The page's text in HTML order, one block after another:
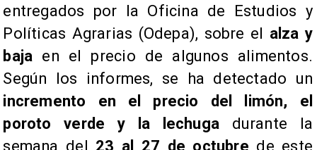
entregados por la Oficina de Estudios y
Políticas Agrarias (Odepa), sobre el alza y
baja en el precio de algunos alimentos.
Según los informes, se ha detectado un
incremento en el precio del limón, el
poroto verde y la lechuga durante la
semana del 23 al 27 de octubre de este